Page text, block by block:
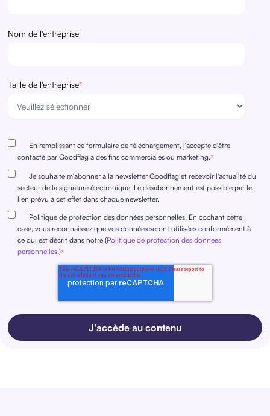
Nom de l'entreprise
Taille de l'entreprise*
En remplissant ce formulaire de téléchargement, j'accepte d'être
contacté par Goodflag à des fins commerciales ou marketing.*
Je souhaite m'abonner à la newsletter Goodflag et recevoir l'actualité du
secteur de la signature électronique. Le désabonnement est possible par le
lien prévu à cet effet dans chaque newsletter.
Politique de protection des données personnelles. En cochant cette
case, vous reconnaissez que vos données seront utilisées conformément à
ce qui est décrit dans notre (Politique de protection des données
personnelles.)*